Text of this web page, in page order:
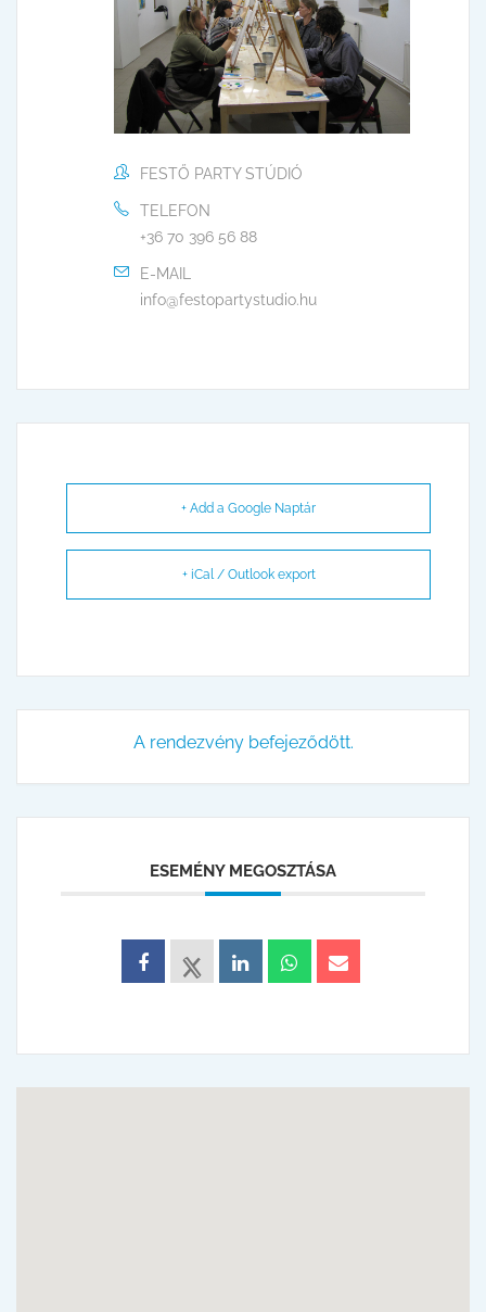
FESTŐ PARTY STÚDIÓ
TELEFON
+36 70 396 56 88
E-MAIL
info@festopartystudio.hu
+ Add a Google Naptár
+ iCal / Outlook export
A rendezvény befejeződött.
ESEMÉNY MEGOSZTÁSA